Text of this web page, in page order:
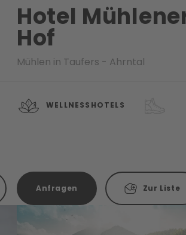
Hotel
Hof
Mühlen in Taufers - Ahrntal
WELLNESSHOTELS
Anfragen Zur Liste